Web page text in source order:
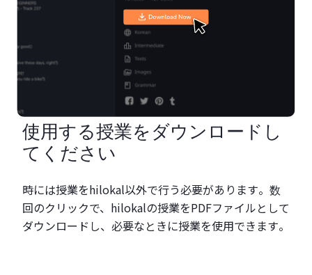
使用する授業をダウンロードし
てください
時には授業をhilokal以外で行う必要があります。数
回のクリックで、hilokalの授業をPDFファイルとして
ダウンロードし、必要なときに授業を使用できます。